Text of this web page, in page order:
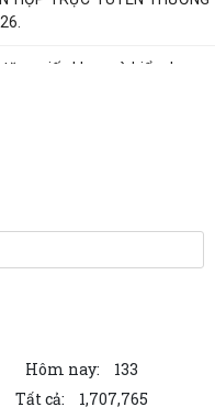
ĐẤU GIÁ TÀI SẢN
HỌP TRỰC TUYẾN THƯỜNG
Chủ tịch HĐND phường Hải
phường tiếp nhận thông tin